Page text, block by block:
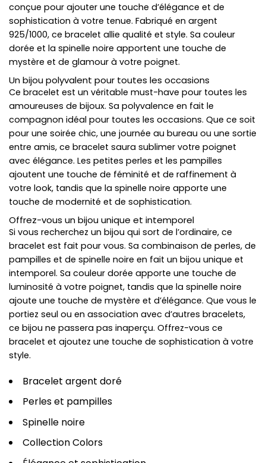
conçue pour ajouter une touche d’élégance et de
sophistication à votre tenue. Fabriqué en argent
925/1000, ce bracelet allie qualité et style. Sa couleur
dorée et la spinelle noire apportent une touche de
mystère et de glamour à votre poignet.
Un bijou polyvalent pour toutes les occasions
Ce bracelet est un véritable must-have pour toutes les
amoureuses de bijoux. Sa polyvalence en fait le
compagnon idéal pour toutes les occasions. Que ce soit
pour une soirée chic, une journée au bureau ou une sortie
entre amis, ce bracelet saura sublimer votre poignet
avec élégance. Les petites perles et les pampilles
ajoutent une touche de féminité et de raffinement à
votre look, tandis que la spinelle noire apporte une
touche de modernité et de sophistication.
Offrez-vous un bijou unique et intemporel
Si vous recherchez un bijou qui sort de l’ordinaire, ce
bracelet est fait pour vous. Sa combinaison de perles, de
pampilles et de spinelle noire en fait un bijou unique et
intemporel. Sa couleur dorée apporte une touche de
luminosité à votre poignet, tandis que la spinelle noire
ajoute une touche de mystère et d’élégance. Que vous le
portiez seul ou en association avec d’autres bracelets,
ce bijou ne passera pas inaperçu. Offrez-vous ce
bracelet et ajoutez une touche de sophistication à votre
style.
Bracelet argent doré
Perles et pampilles
Spinelle noire
Collection Colors